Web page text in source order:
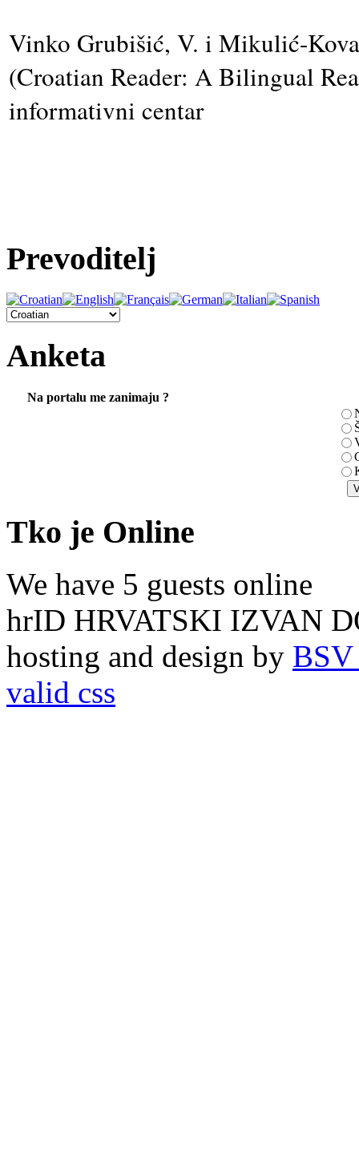
Vinko Grubišić, V. i Mikulić-
(Croatian Reader: A Bilingual
informativni centar
Prevoditelj
Anketa
Na portalu me zanimaju ?
Tko je Online
We have 5 guests online
hrID HRVATSKI IZVAN
hosting and design by
valid css